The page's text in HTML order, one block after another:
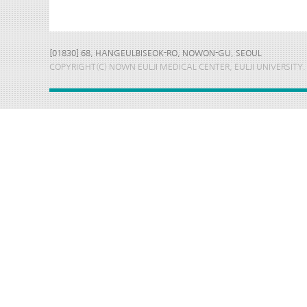
[01830] 68, HANGEULBISEOK-RO, NOWON-GU, SEOUL
COPYRIGHT(C) NOWN EULJI MEDICAL CENTER, EULJI